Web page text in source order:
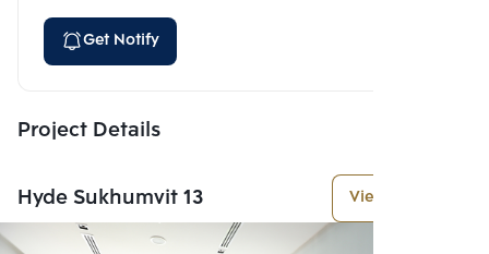
Get Notify
Project Details
Hyde Sukhumvit 13 View More